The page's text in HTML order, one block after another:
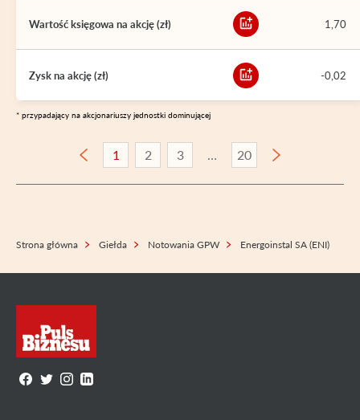
Wartość księgowa na akcję (zł) 1,70
Zysk na akcję (zł) -0,02
* przypadający na akcjonariuszy jednostki dominującej
1 2 3 20
Strona główna Giełda Notowania GPW Energoinstal SA (ENI)